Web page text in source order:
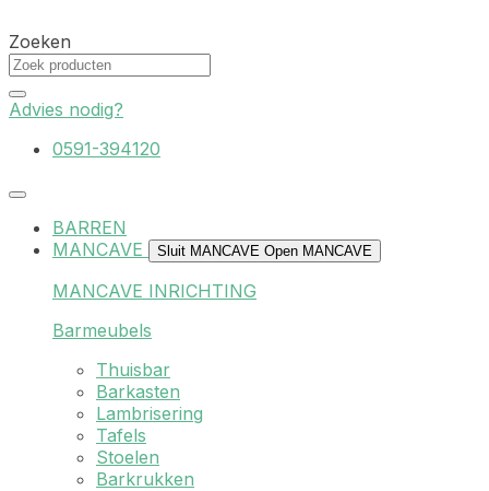
Zoeken
Advies nodig?
0591-394120
BARREN
MANCAVE
Sluit MANCAVE Open MANCAVE
MANCAVE INRICHTING
Barmeubels
Thuisbar
Barkasten
Lambrisering
Tafels
Stoelen
Barkrukken